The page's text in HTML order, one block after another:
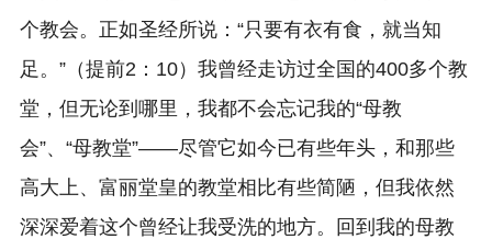
个教会。正如圣经所说：“只要有衣有食，就当知
足。”（提前2：10）我曾经走访过全国的400多个教
堂，但无论到哪里，我都不会忘记我的“母教
会”、“母教堂”——尽管它如今已有些年头，和那些
高大上、富丽堂皇的教堂相比有些简陋，但我依然
深深爱着这个曾经让我受洗的地方。回到我的母教